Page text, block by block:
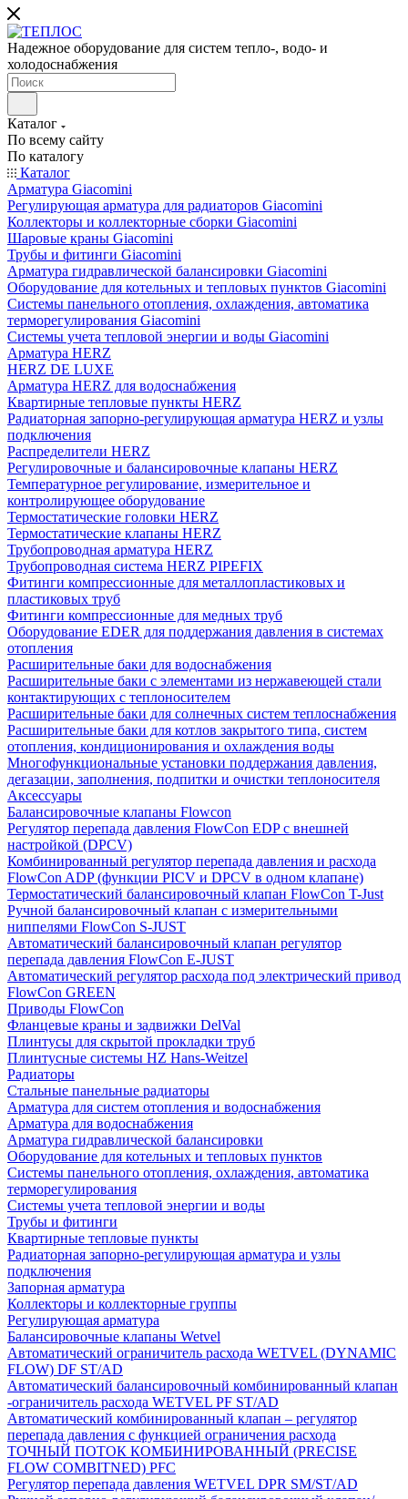
Надежное оборудование для систем тепло-, водо- и
холодоснабжения
Каталог
По всему сайту
По каталогу
Каталог
Арматура Giacomini
Регулирующая арматура для радиаторов Giacomini
Коллекторы и коллекторные сборки Giacomini
Шаровые краны Giacomini
Трубы и фитинги Giacomini
Арматура гидравлической балансировки Giacomini
Оборудование для котельных и тепловых пунктов Giacomini
Системы панельного отопления, охлаждения, автоматика
терморегулирования Giacomini
Системы учета тепловой энергии и воды Giacomini
Арматура HERZ
HERZ DE LUXE
Арматура HERZ для водоснабжения
Квартирные тепловые пункты HERZ
Радиаторная запорно-регулирующая арматура HERZ и узлы
подключения
Распределители HERZ
Регулировочные и балансировочные клапаны HERZ
Температурное регулирование, измерительное и
контролирующее оборудование
Термостатические головки HERZ
Термостатические клапаны HERZ
Трубопроводная арматура HERZ
Трубопроводная система HERZ PIPEFIX
Фитинги компрессионные для металлопластиковых и
пластиковых труб
Фитинги компрессионные для медных труб
Оборудование EDER для поддержания давления в системах
отопления
Расширительные баки для водоснабжения
Расширительные баки с элементами из нержавеющей стали
контактирующих с теплоносителем
Расширительные баки для солнечных систем теплоснабжения
Расширительные баки для котлов закрытого типа, систем
отопления, кондиционирования и охлаждения воды
Многофункциональные установки поддержания давления,
дегазации, заполнения, подпитки и очистки теплоносителя
Аксессуары
Балансировочные клапаны Flowcon
Регулятор перепада давления FlowСon EDP с внешней
настройкой (DPCV)
Комбинированный регулятор перепада давления и расхода
FlowСon ADP (функции PICV и DPCV в одном клапане)
Термостатический балансировочный клапан FlowСon T-Just
Ручной балансировочный клапан с измерительными
ниппелями FlowСon S-JUST
Автоматический балансировочный клапан регулятор
перепада давления FlowСon E-JUST
Автоматический регулятор расхода под электрический привод
FlowСon GREEN
Приводы FlowCon
Фланцевые краны и задвижки DelVal
Плинтусы для скрытой прокладки труб
Плинтусные системы HZ Hans-Weitzel
Радиаторы
Стальные панельные радиаторы
Арматура для систем отопления и водоснабжения
Арматура для водоснабжения
Арматура гидравлической балансировки
Оборудование для котельных и тепловых пунктов
Системы панельного отопления, охлаждения, автоматика
терморегулирования
Системы учета тепловой энергии и воды
Трубы и фитинги
Квартирные тепловые пункты
Радиаторная запорно-регулирующая арматура и узлы
подключения
Запорная арматура
Коллекторы и коллекторные группы
Регулирующая арматура
Балансировочные клапаны Wetvel
Автоматический ограничитель расхода WETVEL (DYNAMIC
FLOW) DF ST/AD
Автоматический балансировочный комбинированный клапан
-ограничитель расхода WETVEL PF ST/AD
Автоматический комбинированный клапан – регулятор
перепада давления с функцией ограничения расхода
ТОЧНЫЙ ПОТОК КОМБИНИРОВАННЫЙ (PRECISE
FLOW COMBIТNED) PFC
Регулятор перепада давления WETVEL DPR SM/ST/AD